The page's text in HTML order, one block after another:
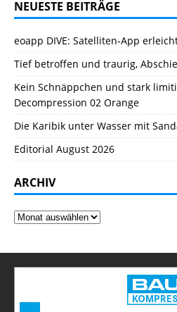
NEUESTE BEITRÄGE
eoapp DIVE: Satelliten-App
Tief betroffen und traurig,
Kein Schnäppchen und stark
Decompression 02 Orange
Die Karibik unter Wasser mit
Editorial August 2026
ARCHIV